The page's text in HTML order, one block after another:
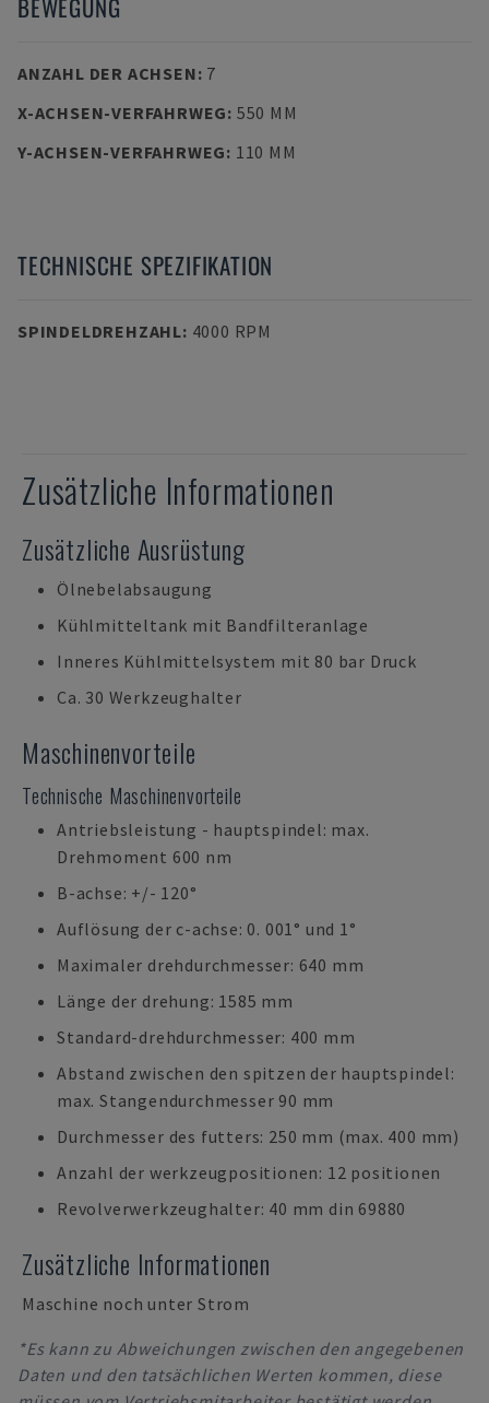
BEWEGUNG
ANZAHL DER ACHSEN: 7
X-ACHSEN-VERFAHRWEG: 550 MM
Y-ACHSEN-VERFAHRWEG: 110 MM
TECHNISCHE SPEZIFIKATION
SPINDELDREHZAHL: 4000 RPM
Zusätzliche Informationen
Zusätzliche Ausrüstung
Ölnebelabsaugung
Kühlmitteltank mit Bandfilteranlage
Inneres Kühlmittelsystem mit 80 bar Druck
Ca. 30 Werkzeughalter
Maschinenvorteile
Technische Maschinenvorteile
Antriebsleistung - hauptspindel: max.
Drehmoment 600 nm
B-achse: +/- 120°
Auflösung der c-achse: 0. 001° und 1°
Maximaler drehdurchmesser: 640 mm
Länge der drehung: 1585 mm
Standard-drehdurchmesser: 400 mm
Abstand zwischen den spitzen der hauptspindel:
max. Stangendurchmesser 90 mm
Durchmesser des futters: 250 mm (max. 400 mm)
Anzahl der werkzeugpositionen: 12 positionen
Revolverwerkzeughalter: 40 mm din 69880
Zusätzliche Informationen
Maschine noch unter Strom
*Es kann zu Abweichungen zwischen den angegebenen
Daten und den tatsächlichen Werten kommen, diese